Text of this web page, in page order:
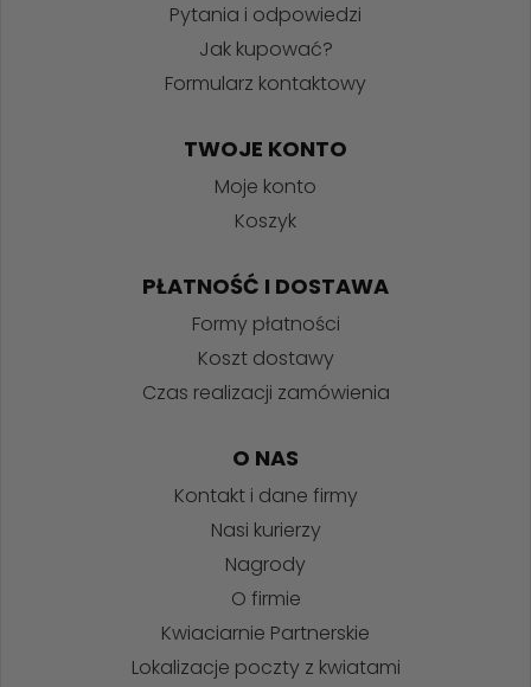
Pytania i odpowiedzi
Jak kupować?
Formularz kontaktowy
TWOJE KONTO
Moje konto
Koszyk
PŁATNOŚĆ I DOSTAWA
Formy płatności
Koszt dostawy
Czas realizacji zamówienia
O NAS
Kontakt i dane firmy
Nasi kurierzy
Nagrody
O firmie
Kwiaciarnie Partnerskie
Lokalizacje poczty z kwiatami